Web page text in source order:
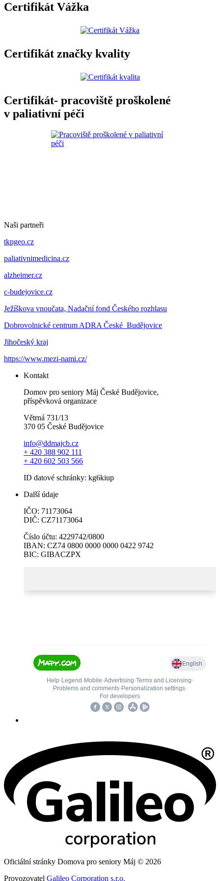
Certifikát Vážka
Certifikát značky kvality
Certifikát- pracoviště proškolené
v paliativní péči
Naši partneři
tkpgeo.cz
paliativnimedicina.cz
alzheimer.cz
c-budejovice.cz
Ježíškova vnoučata, Nadační fond Českého rozhlasu
Dobrovolnické centrum ADRA České Budějovice
Jihočeský kraj
https://www.mezi-nami.cz/
Kontakt
Domov pro seniory Máj České Budějovice,
příspěvková organizace
Větrná 731/13
370 05 České Budějovice
info@ddmajcb.cz
+ 420 388 902 111
+ 420 602 503 566
ID datové schránky: kg6kiup
Další údaje
IČO: 71173064
DIČ: CZ71173064
Číslo účtu: 4229742/0800
IBAN: CZ74 0800 0000 0000 0422 9742
BIC: GIBACZPX
Oficiální stránky Domova pro seniory Máj © 2026
Provozovatel Galileo Corporation s.r.o.